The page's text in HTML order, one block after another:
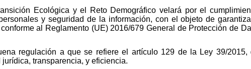
Ecológica y el Reto Demográfico velará por el
y seguridad de la información, con el objeto de
al Reglamento (UE) 2016/679 General de Protección de
regulación a que se refiere el artículo 129 de la Ley 39/2015,
transparencia, y eficiencia.